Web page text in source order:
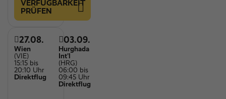
VERFÜGBARKEIT
PRÜFEN
27.08.
Wien
(VIE)
15:15 bis
20:10 Uhr
Direktflug
03.09.
Hurghada
Int'l
(HRG)
06:00 bis
09:45 Uhr
Direktflug